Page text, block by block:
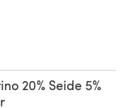
20% Seide 5%